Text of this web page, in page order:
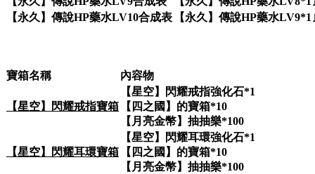
【永久】傳說HP藥水LV10合成表
【永久】傳說HP藥水LV9*1
寶箱名稱 內容物
【星空】閃耀戒指寶箱
【星空】閃耀戒指強化石*1
【四之國】的寶箱*10
【月亮金幣】抽抽樂*100
【星空】閃耀耳環寶箱
【星空】閃耀耳環強化石*1
【四之國】的寶箱*10
【月亮金幣】抽抽樂*100